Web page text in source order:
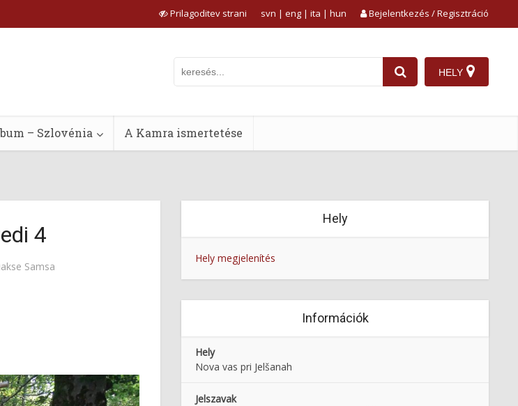
Prilagoditev strani Bejelentkezés / Regisztráció
svn | eng | ita | hun
HELY
– Szlovénia A Kamra ismertetése
4
Samsa
Hely
Hely megjelenítés
Információk
Hely
Nova vas pri Jelšanah
Jelszavak